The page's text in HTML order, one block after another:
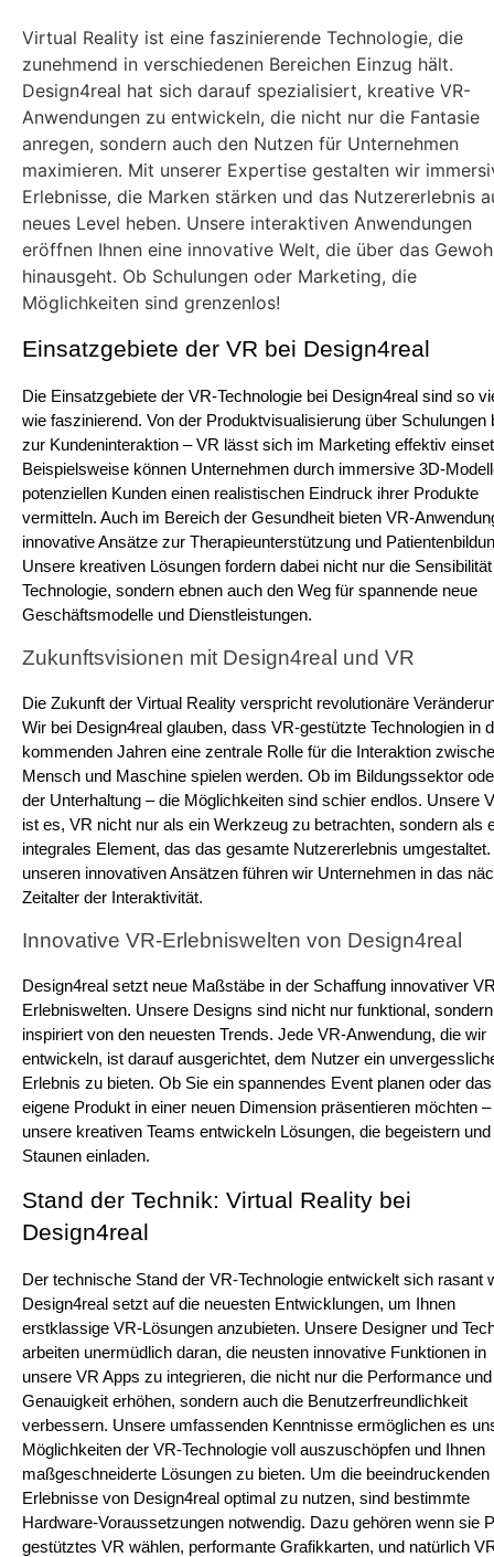
Virtual Reality ist eine faszinierende Technologie, die
zunehmend in verschiedenen Bereichen Einzug hält.
Design4real hat sich darauf spezialisiert, kreative VR-
Anwendungen zu entwickeln, die nicht nur die Fantasie
anregen, sondern auch den Nutzen für Unternehmen
maximieren. Mit unserer Expertise gestalten wir
Erlebnisse, die Marken stärken und das Nutzererlebnis
neues Level heben. Unsere interaktiven Anwendungen
eröffnen Ihnen eine innovative Welt, die über das
hinausgeht. Ob Schulungen oder Marketing, die
Möglichkeiten sind grenzenlos!
Einsatzgebiete der VR bei Design4real
Die Einsatzgebiete der VR-Technologie bei Design4real sind so
wie faszinierend. Von der Produktvisualisierung über Schulungen
zur Kundeninteraktion – VR lässt sich im Marketing effektiv
Beispielsweise können Unternehmen durch immersive 3D-
potenziellen Kunden einen realistischen Eindruck ihrer Produkte
vermitteln. Auch im Bereich der Gesundheit bieten VR-
innovative Ansätze zur Therapieunterstützung und
Unsere kreativen Lösungen fordern dabei nicht nur die
Technologie, sondern ebnen auch den Weg für spannende neue
Geschäftsmodelle und Dienstleistungen.
Zukunftsvisionen mit Design4real und VR
Die Zukunft der Virtual Reality verspricht revolutionäre
Wir bei Design4real glauben, dass VR-gestützte Technologien in
kommenden Jahren eine zentrale Rolle für die Interaktion
Mensch und Maschine spielen werden. Ob im Bildungssektor
der Unterhaltung – die Möglichkeiten sind schier endlos. Unsere
ist es, VR nicht nur als ein Werkzeug zu betrachten, sondern als
integrales Element, das das gesamte Nutzererlebnis
unseren innovativen Ansätzen führen wir Unternehmen in das
Zeitalter der Interaktivität.
Innovative VR-Erlebniswelten von Design4real
Design4real setzt neue Maßstäbe in der Schaffung innovativer
Erlebniswelten. Unsere Designs sind nicht nur funktional,
inspiriert von den neuesten Trends. Jede VR-Anwendung, die wir
entwickeln, ist darauf ausgerichtet, dem Nutzer ein
Erlebnis zu bieten. Ob Sie ein spannendes Event planen oder das
eigene Produkt in einer neuen Dimension präsentieren möchten –
unsere kreativen Teams entwickeln Lösungen, die begeistern
Staunen einladen.
Stand der Technik: Virtual Reality bei
Design4real
Der technische Stand der VR-Technologie entwickelt sich rasant
Design4real setzt auf die neuesten Entwicklungen, um Ihnen
erstklassige VR-Lösungen anzubieten. Unsere Designer und
arbeiten unermüdlich daran, die neusten innovative Funktionen in
unsere VR Apps zu integrieren, die nicht nur die Performance und
Genauigkeit erhöhen, sondern auch die Benutzerfreundlichkeit
verbessern. Unsere umfassenden Kenntnisse ermöglichen es
Möglichkeiten der VR-Technologie voll auszuschöpfen und Ihnen
maßgeschneiderte Lösungen zu bieten. Um die beeindruckenden
Erlebnisse von Design4real optimal zu nutzen, sind bestimmte
Hardware-Voraussetzungen notwendig. Dazu gehören wenn sie
gestütztes VR wählen, performante Grafikkarten, und natürlich